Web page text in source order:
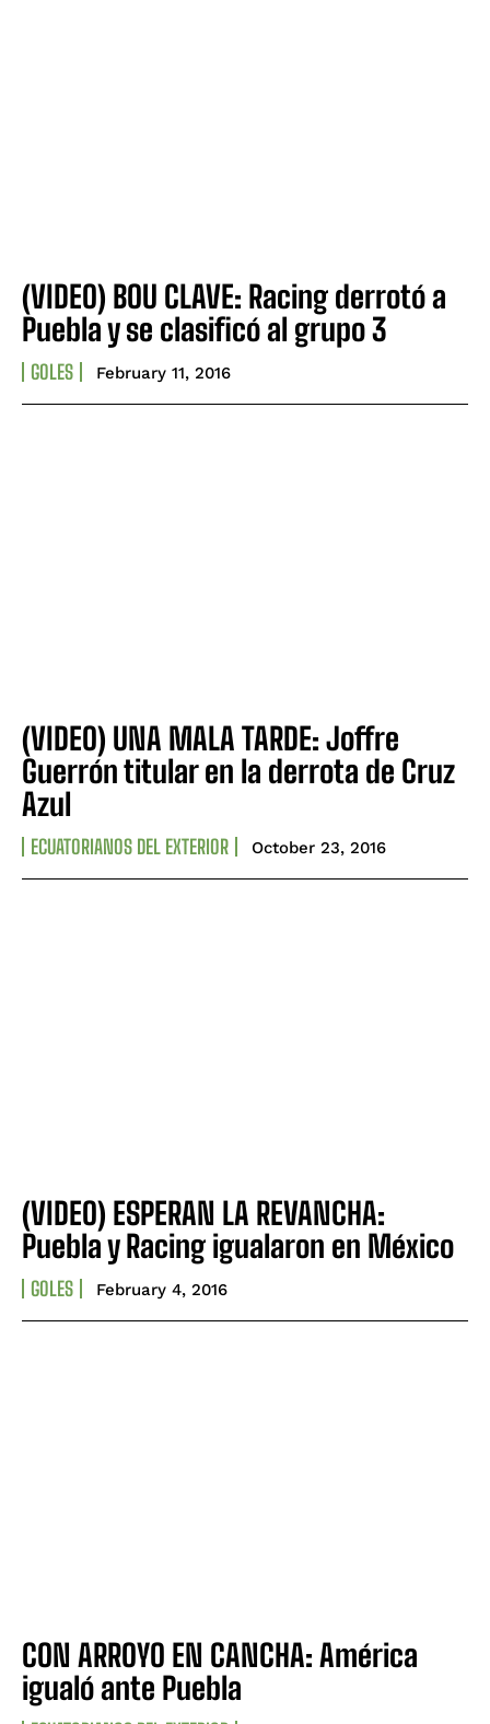
(VIDEO) BOU CLAVE: Racing derrotó a
Puebla y se clasificó al grupo 3
GOLES February 11, 2016
(VIDEO) UNA MALA TARDE: Joffre
Guerrón titular en la derrota de Cruz
Azul
ECUATORIANOS DEL EXTERIOR October 23, 2016
(VIDEO) ESPERAN LA REVANCHA:
Puebla y Racing igualaron en México
GOLES February 4, 2016
CON ARROYO EN CANCHA: América
igualó ante Puebla